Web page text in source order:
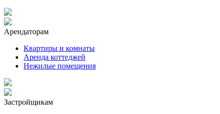
Арендаторам
Квартиры и комнаты
Аренда коттеджей
Нежилые помещения
Застройщикам